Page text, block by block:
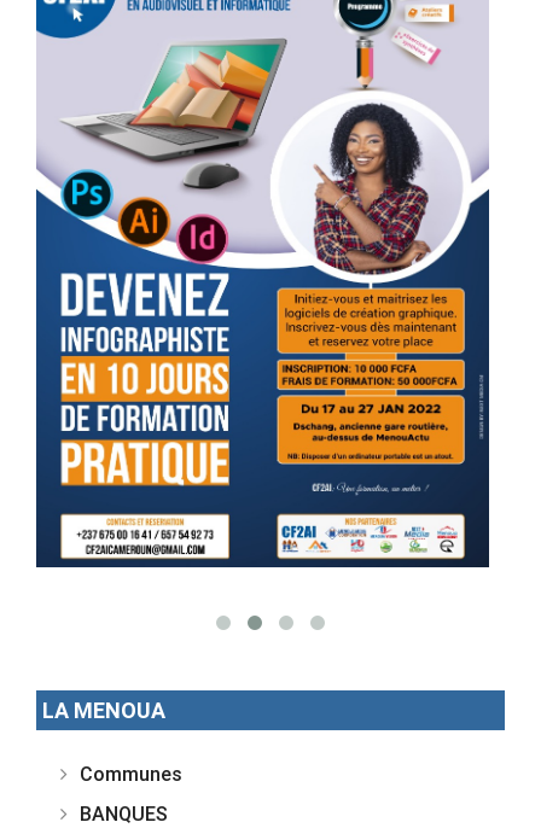
LA MENOUA
Communes
BANQUES